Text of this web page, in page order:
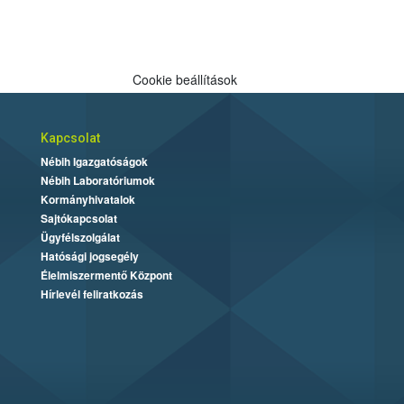
Cookie beállítások
Kapcsolat
Nébih Igazgatóságok
Nébih Laboratóriumok
Kormányhivatalok
Sajtókapcsolat
Ügyfélszolgálat
Hatósági jogsegély
Élelmiszermentő Központ
Hírlevél feliratkozás